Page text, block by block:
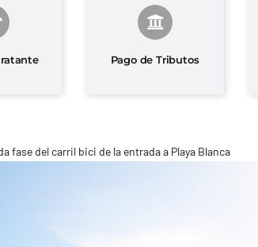
Pago de Tributos
fase del carril bici de la entrada a Playa Blanca